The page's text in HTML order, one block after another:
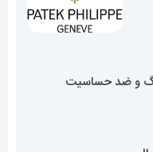
و ضد حساسیت